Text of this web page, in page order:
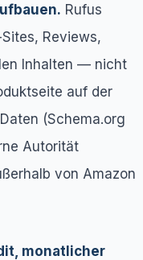
Rufus
Reviews,
Inhalten — nicht
auf der
(Schema.org
Autorität
von Amazon
monatlicher